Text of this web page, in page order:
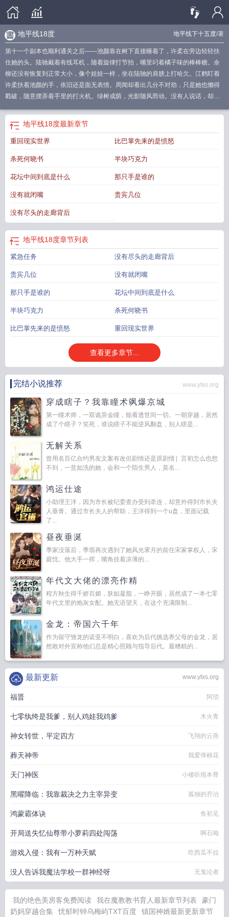
地平线下十五度/著
地平线18度
第十一个副本也顺利通关之后——池颜靠在树下直接睡着了，许柔在旁边轻轻扶
住她的头。陆驰戴着有线耳机，随着旋律打节拍，嘴里叼着橘子味的棒棒糖。余
柳还没有恢复到正常大小，像个娃娃一样，坐在陆驰的肩膀上打哈欠。江鹤盯着
许柔扶着池颜的手，依旧还是面无表情。周闻却看出几分不对劲，只是她也懒得
戳破，随意摆弄着手里的打火机。绿树成荫，光影随风而动。没有人说话，却能
臂，两个人不知道在说什么，许柔被逗得笑了出来。周闻和陆驰正在猜拳，不分
上下。“我赢了，吃火锅！”陆驰哈哈大笑，心满意足。池颜手撑地站起身来，看了
一眼江鹤，淡淡道：“谢谢。”日落前，少年的身影渐渐被拉长。六个人并肩而行，
线下十五度。”当太阳沉入地平线以下十五度，现实与梦境的界限开始松动有人在
梦中觉醒能力，成为游走于他人梦魇的“任务者”；有人被执念吞噬，再也无法醒
一次紧急任务，将她卷入一场精心设计的梦境陷阱——灰蒙蒙的学校，永不结束
的期中考试；蔷薇庄园里，被囚禁的疯女人……梦境层层深入，伙伴陆续登场：
现实路痴却梦境方向感极强的陆驰、傲娇能变大小的余柳、绝症却力大无穷的许
柔、不想活却死不了的厌世者周泠。她们并肩而行，从籍籍无名冲到排名榜前
十。——当梦境崩塌，唯有人性不灭。
线下面知乎
地平线下面是什么意思地平线150cc
平线 1.52地平线下的陈设 地平线下面是什么
线下18度地平线线下模式 地平线下的太阳是什么原理地平线下电影
竞速地平线4g636×6怎么获得
地平线18度最新章节
重回现实世界 比巴掌先来的是愤怒
杀死何晓书 半块巧克力
花坛中间到底是什么 那只手是谁的
没有就闭嘴 贵宾几位
没有尽头的走廊背后
地平线18度章节列表
紧急任务 没有尽头的走廊背后
贵宾几位 没有就闭嘴
那只手是谁的 花坛中间到底是什么
半块巧克力 杀死何晓书
比巴掌先来的是愤怒 重回现实世界
查看更多章节...
完结小说推荐 www.ytxs.org
穿成瞎子？我靠瞳术飒爆京城
第一瞳术师，一双诡异金瞳，能看透世间一切。一朝穿越，居然
成了个瞎子？笑死，谁说瞎子不能逆风翻盘，别人瞎是...
无解关系
曾用名百亿合约男友文案有改但剧情还是原剧情］言初怎么也想
不到，一贫如洗的她，会和一个陌生男人，莫名...
鸿运仕途
小助理王洋，因为市长被纪委查办受到牵连，却意外得到市长夫
人垂青。通过市长夫人的帮助，王洋得到一个u盘，里面记载
了...
昼夜垂涎
季家没落后，季翡再次遇到了她风光霁月的前任宋家掌权人，宋
庭忱。他大手一挥，嘴角挂着凉薄的...
年代文大佬的漂亮作精
程方秋生得千娇百媚，肤如凝脂，一睁开眼，居然成了一本七零
年代文里的炮灰女配。她无语望天，在这个充满限制...
金龙：帝国六千年
作为留守雏龙的诺亚不明白，喜欢为后代挑选养父母的金龙，居
然敢对外宣称他们总是精心照顾与指导后代。最糟糕的...
www.ytxs.org
最新更新
福晋 阿琐
七零纨绔是我爹，别人鸡娃我鸡爹 木火青
神女转世，平定四方 飞翔的云燕
葬天神帝 我爱弹棉花
天门神医 小楼听雨本尊
黑曜降临：我靠裁决之力主宰异变 孤独的乔治
鸿蒙霸体诀 鱼初见
开局送失忆仙尊带小萝莉四处闯荡 啊石呦
游戏入侵：我有一万种天赋 吃西瓜不拉
没人告诉我魔法学校一群神经呀 无鬼论者
我的绝色美房客免费阅读 我在魔教教书育人最新章节列表
豪门
奶妈穿越合集
忧郁时钟乌梅屿TXT百度 镇国神婿最新更新章节